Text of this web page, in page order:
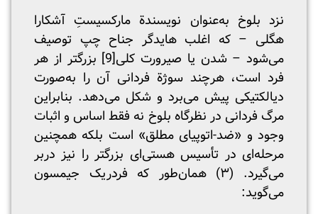
نزد بلوخ به‌عنوان نویسندة مارکسیستِ آشکارا
هگلی – که اغلب هایدگر جناح چپ توصیف
می‌شود – شدن یا صیرورت کلی[9]
بزرگتر از هر
فرد است، هرچند سوژة فردانی آن را به‌صورت
دیالکتیکی پیش می‌برد و شکل می‌دهد. بنابراین
مرگ فردانی در نظرگاه بلوخ نه فقط اساس و اثبات
وجود و «ضد-اتوپیای مطلق» است بلکه همچنین
مرحله‌ای در تأسیس هستی‌ای بزرگتر را نیز دربر
می‌گیرد. (۳) همان‌طور که فردریک جیمسون
می‌گوید: